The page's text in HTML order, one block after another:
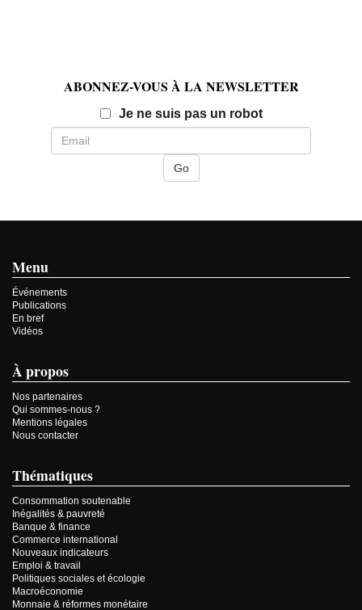
ABONNEZ-VOUS À LA NEWSLETTER
Je ne suis pas un robotEmail
Menu
Événements
Publications
En bref
Vidéos
À propos
Nos partenaires
Qui sommes-nous ?
Mentions légales
Nous contacter
Thématiques
Consommation soutenable
Inégalités & pauvreté
Banque & finance
Commerce international
Nouveaux indicateurs
Emploi & travail
Politiques sociales et écologie
Macroéconomie
Monnaie & réformes monétaire